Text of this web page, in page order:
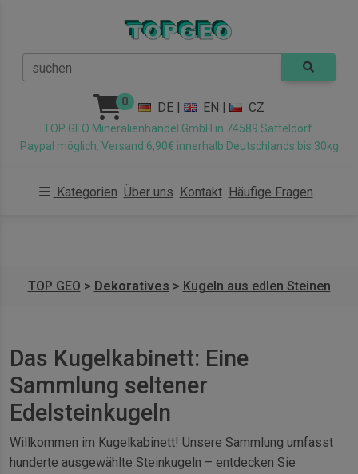
suchen
0 DE | EN | CZ
TOP GEO Mineralienhandel GmbH in 74589 Satteldorf.
Paypal möglich. Versand 6,90€ innerhalb Deutschlands bis 30kg
Kategorien Über uns Kontakt Häufige Fragen
TOP GEO > Dekoratives > Kugeln aus edlen Steinen
Das Kugelkabinett: Eine
Sammlung seltener
Edelsteinkugeln
Willkommen im Kugelkabinett! Unsere Sammlung umfasst
hunderte ausgewählte Steinkugeln – entdecken Sie